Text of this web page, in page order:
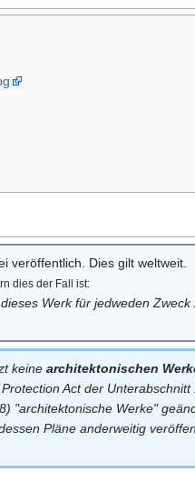
veröffentlich. Dies gilt weltweit.
dies der Fall ist:
Werk für jedweden
keine architektonischen
Act der
"architektonische Werke"
Pläne anderweitig